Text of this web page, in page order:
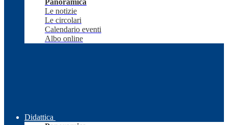
Panoramica
Le notizie
Le circolari
Calendario eventi
Albo online
Didattica